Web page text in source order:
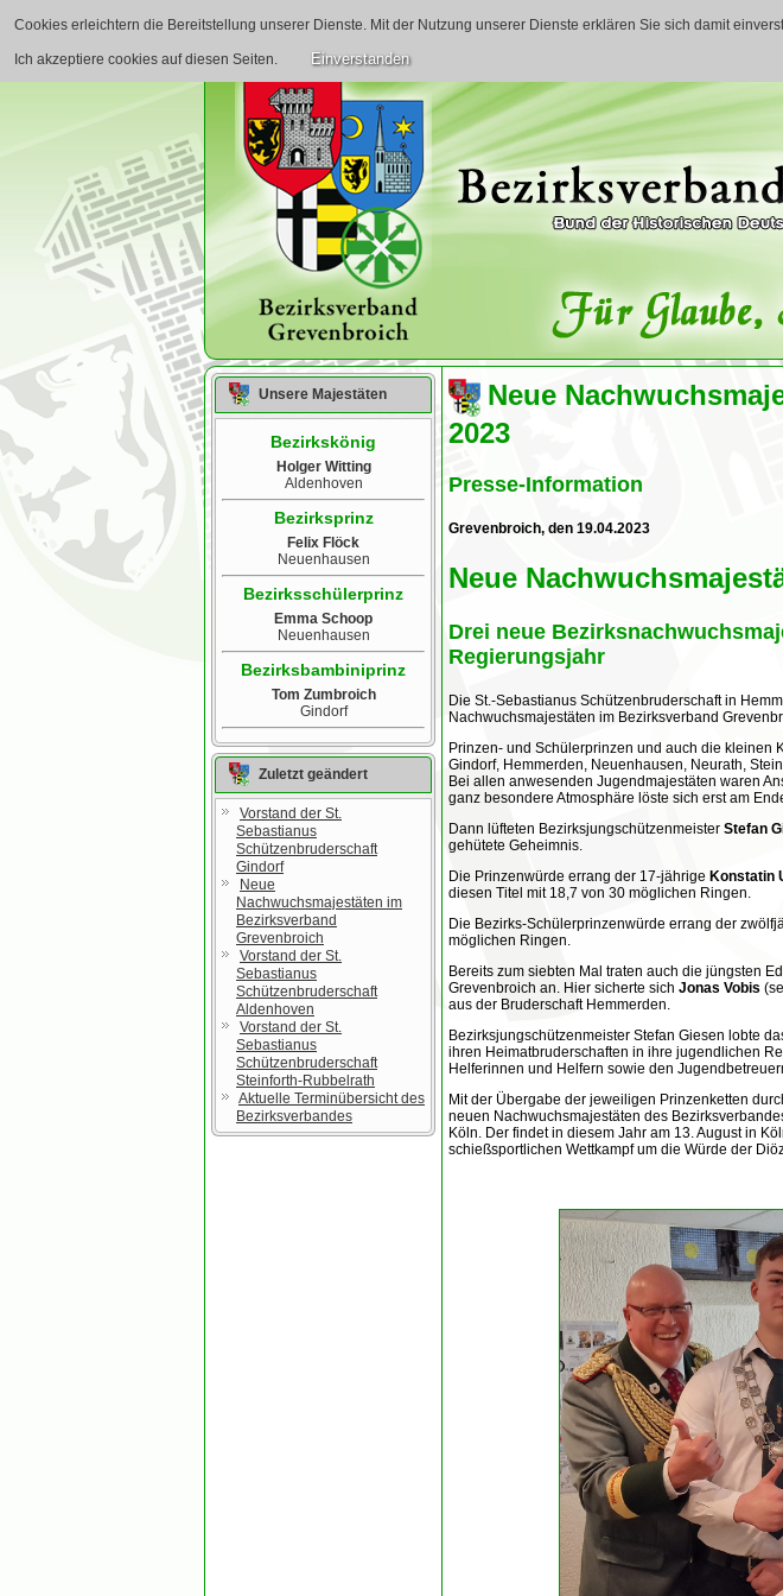
Start Bezirksverband
Unsere Majestäten
Bezirkskönig
Holger Witting
Aldenhoven
Bezirksprinz
Felix Flöck
Neuenhausen
Bezirksschülerprinz
Emma Schoop
Neuenhausen
Bezirksbambiniprinz
Tom Zumbroich
Gindorf
Zuletzt geändert
Vorstand der St.
Sebastianus
Schützenbruderschaft
Gindorf
Neue
Nachwuchsmajestäten im
Bezirksverband
Grevenbroich
Vorstand der St.
Sebastianus
Schützenbruderschaft
Aldenhoven
Vorstand der St.
Sebastianus
Schützenbruderschaft
Steinforth-Rubbelrath
Aktuelle Terminübersicht des
Bezirksverbandes
Neue
2023
Presse-Information
Grevenbroich, den 19.04.2023
Neue
Drei neue
Regierungsjahr
Die St.-Sebastianus Schützenbruderschaft in
Nachwuchsmajestäten im Bezirksverband
Prinzen- und Schülerprinzen und auch die kleinen
Gindorf, Hemmerden, Neuenhausen, Neurath,
Bei allen anwesenden Jugendmajestäten waren
ganz besondere Atmosphäre löste sich erst am
Dann lüfteten Bezirksjungschützenmeister Stefan
gehütete Geheimnis.
Die Prinzenwürde errang der 17-jährige Konstatin
diesen Titel mit 18,7 von 30 möglichen Ringen.
Die Bezirks-Schülerprinzenwürde errang der
möglichen Ringen.
Bereits zum siebten Mal traten auch die jüngsten
Grevenbroich an. Hier sicherte sich Jonas Vobis
aus der Bruderschaft Hemmerden.
Bezirksjungschützenmeister Stefan Giesen lobte
ihren Heimatbruderschaften in ihre jugendlichen
Helferinnen und Helfern sowie den
Mit der Übergabe der jeweiligen Prinzenketten
neuen Nachwuchsmajestäten des
Köln. Der findet in diesem Jahr am 13. August in
schießsportlichen Wettkampf um die Würde der
Cookies erleichtern die Bereitstellung unserer Dienste. Mit der Nutzung unserer Dienste erklären Sie sich damit
Ich akzeptiere cookies auf diesen Seiten. Einverstanden